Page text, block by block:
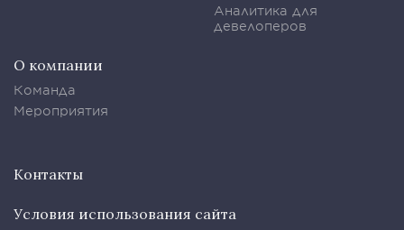
Аналитика для
девелоперов
О компании
Команда
Мероприятия
Контакты
Условия использования сайта